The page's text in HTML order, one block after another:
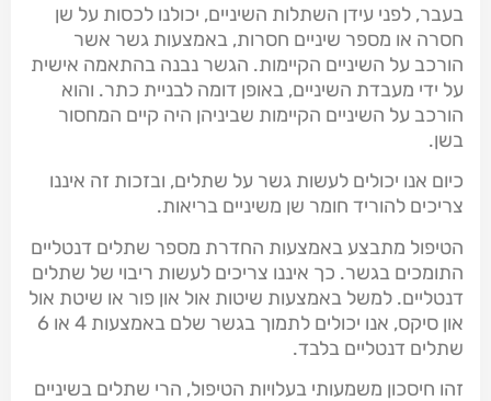
בעבר, לפני עידן השתלות השיניים, יכולנו לכסות על שן
חסרה או מספר שיניים חסרות, באמצעות גשר אשר
הורכב על השיניים הקיימות. הגשר נבנה בהתאמה אישית
על ידי מעבדת השיניים, באופן דומה לבניית כתר. והוא
הורכב על השיניים הקיימות שביניהן היה קיים המחסור
בשן.
כיום אנו יכולים לעשות גשר על שתלים, ובזכות זה איננו
צריכים להוריד חומר שן משיניים בריאות.
הטיפול מתבצע באמצעות החדרת מספר שתלים דנטליים
התומכים בגשר. כך איננו צריכים לעשות ריבוי של שתלים
דנטליים. למשל באמצעות שיטות אול און פור או שיטת אול
און סיקס, אנו יכולים לתמוך בגשר שלם באמצעות 4 או 6
שתלים דנטליים בלבד.
זהו חיסכון משמעותי בעלויות הטיפול, הרי שתלים בשיניים